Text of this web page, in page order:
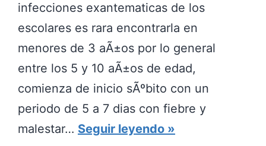
infecciones exantematicas de los
escolares es rara encontrarla en
menores de 3 aÃ±os por lo general
entre los 5 y 10 aÃ±os de edad,
comienza de inicio sÃºbito con un
periodo de 5 a 7 dias con fiebre y
malestar… Seguir leyendo R